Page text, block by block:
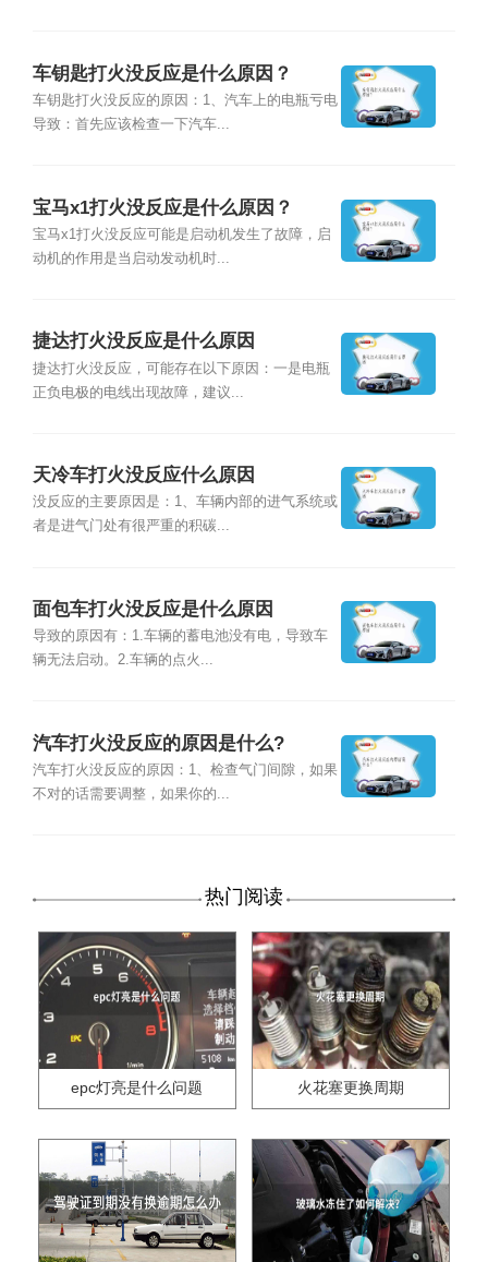
车钥匙打火没反应是什么原因？
车钥匙打火没反应的原因：1、汽车上的电瓶亏电
导致：首先应该检查一下汽车...
宝马x1打火没反应是什么原因？
宝马x1打火没反应可能是启动机发生了故障，启
动机的作用是当启动发动机时...
捷达打火没反应是什么原因
捷达打火没反应，可能存在以下原因：一是电瓶
正负电极的电线出现故障，建议...
天冷车打火没反应什么原因
没反应的主要原因是：1、车辆内部的进气系统或
者是进气门处有很严重的积碳...
面包车打火没反应是什么原因
导致的原因有：1.车辆的蓄电池没有电，导致车
辆无法启动。2.车辆的点火...
汽车打火没反应的原因是什么?
汽车打火没反应的原因：1、检查气门间隙，如果
不对的话需要调整，如果你的...
热门阅读
epc灯亮是什么问题 火花塞更换周期